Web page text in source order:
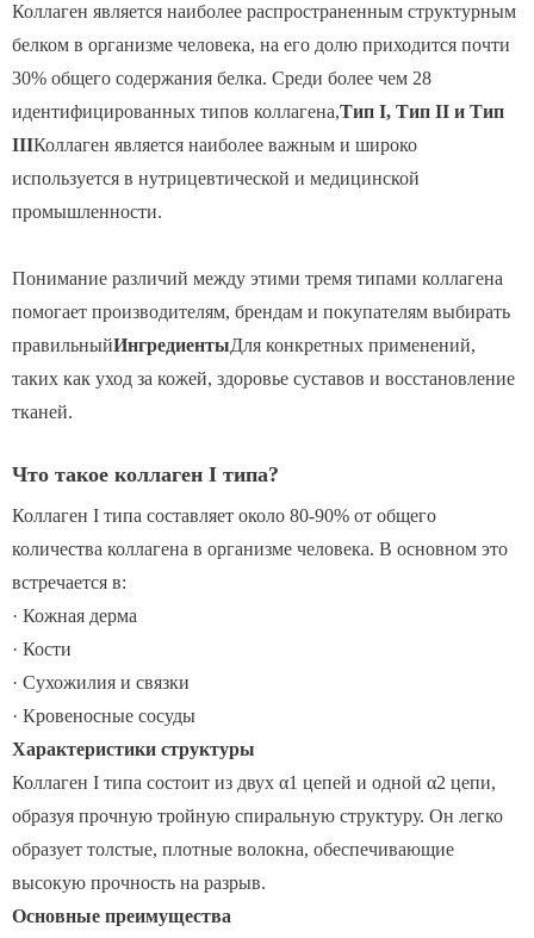
Коллаген является наиболее распространенным структурным
белком в организме человека, на его долю приходится почти
30% общего содержания белка. Среди более чем 28
идентифицированных типов коллагена,Тип I, Тип II и Тип
IIIКоллаген является наиболее важным и широко
используется в нутрицевтической и медицинской
промышленности.
Понимание различий между этими тремя типами коллагена
помогает производителям, брендам и покупателям выбирать
правильныйИнгредиентыДля конкретных применений,
таких как уход за кожей, здоровье суставов и восстановление
тканей.
Что такое коллаген I типа?
Коллаген I типа составляет около 80-90% от общего
количества коллагена в организме человека. В основном это
встречается в:
· Кожная дерма
· Кости
· Сухожилия и связки
· Кровеносные сосуды
Характеристики структуры
Коллаген I типа состоит из двух α1 цепей и одной α2 цепи,
образуя прочную тройную спиральную структуру. Он легко
образует толстые, плотные волокна, обеспечивающие
высокую прочность на разрыв.
Основные преимущества